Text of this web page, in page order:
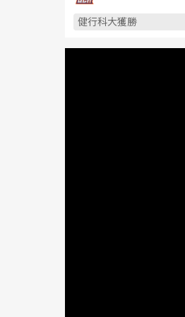
健行科大獲勝